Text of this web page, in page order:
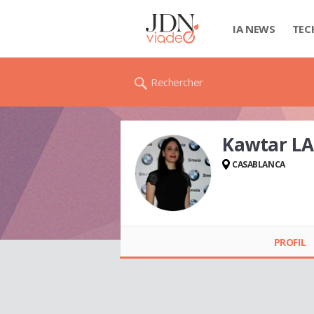
IA NEWS
Rechercher
Kawtar
CASABLANCA
PROFIL